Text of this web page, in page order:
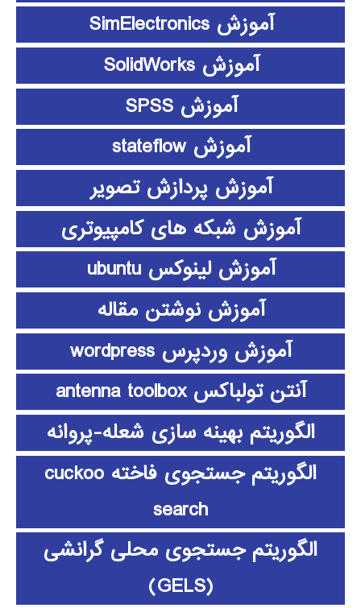
آموزش SimElectronics
آموزش SolidWorks
آموزش SPSS
آموزش stateflow
آموزش پردازش تصویر
آموزش شبکه های کامپیوتری
آموزش لینوکس ubuntu
آموزش نوشتن مقاله
آموزش وردپرس wordpress
آنتن تولباکس antenna toolbox
الگوریتم بهینه سازی شعله-پروانه
الگوریتم جستجوی فاخته cuckoo
search
الگوریتم جستجوی محلی گرانشی
(GELS)